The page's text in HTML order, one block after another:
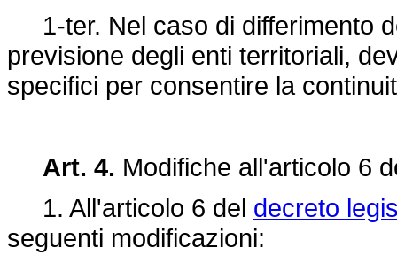
1-ter. Nel caso di differimento
previsione degli enti territoriali,
specifici per consentire la
Art. 4. Modifiche all'articolo 6
1. All'articolo 6 del decreto
seguenti modificazioni: